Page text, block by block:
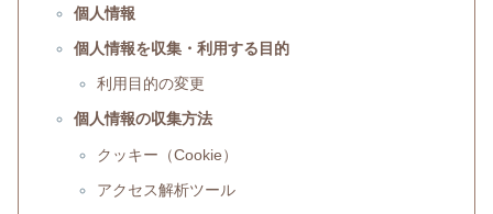
個人情報
個人情報を収集・利用する目的
利用目的の変更
個人情報の収集方法
クッキー（Cookie）
アクセス解析ツール